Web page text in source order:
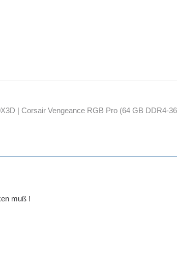
| Corsair Vengeance RGB Pro (64 GB DDR4-
muß !